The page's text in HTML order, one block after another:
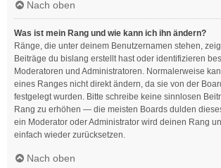
Nach oben
Was ist mein Rang und wie kann ich ihn ändern?
Ränge, die unter deinem Benutzernamen stehen,
Beiträge du bislang erstellt hast oder identifizieren
Moderatoren und Administratoren. Normalerweise
eines Ranges nicht direkt ändern, da sie von der
festgelegt wurden. Bitte schreibe keine sinnlosen
Rang zu erhöhen — die meisten Boards dulden
ein Moderator oder Administrator wird deinen Rang
einfach wieder zurücksetzen.
Nach oben